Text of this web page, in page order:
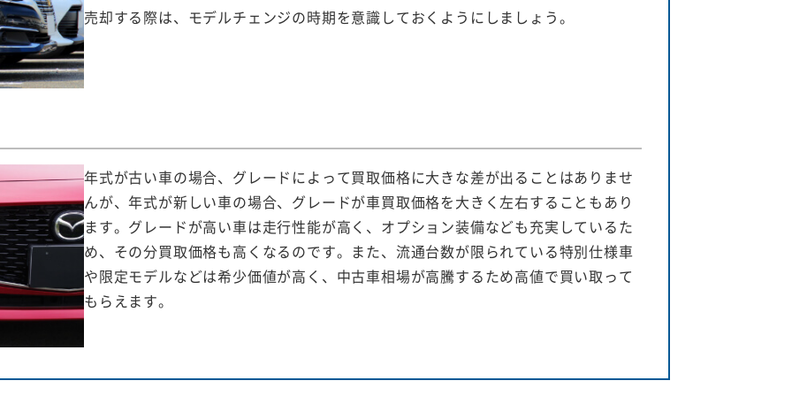
売却する際は、モデルチェンジの時期を意識しておくようにしましょう。
年式が古い車の場合、グレードによって買取価格に大きな差が出ることはありませ
んが、年式が新しい車の場合、グレードが車買取価格を大きく左右することもあり
ます。グレードが高い車は走行性能が高く、オプション装備なども充実しているた
め、その分買取価格も高くなるのです。また、流通台数が限られている特別仕様車
や限定モデルなどは希少価値が高く、中古車相場が高騰するため高値で買い取って
もらえます。